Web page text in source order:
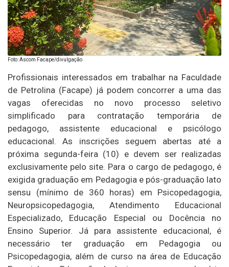
Foto: Ascom Facape/divulgação
Profissionais interessados em trabalhar na Faculdade
de Petrolina (Facape) já podem concorrer a uma das
vagas oferecidas no novo processo seletivo
simplificado para contratação temporária de
pedagogo, assistente educacional e psicólogo
educacional. As inscrições seguem abertas até a
próxima segunda-feira (10) e devem ser realizadas
exclusivamente pelo site. Para o cargo de pedagogo, é
exigida graduação em Pedagogia e pós-graduação lato
sensu (mínimo de 360 horas) em Psicopedagogia,
Neuropsicopedagogia, Atendimento Educacional
Especializado, Educação Especial ou Docência no
Ensino Superior. Já para assistente educacional, é
necessário ter graduação em Pedagogia ou
Psicopedagogia, além de curso na área de Educação